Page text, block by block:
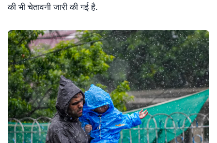
की भी चेतावनी जारी की गई है.